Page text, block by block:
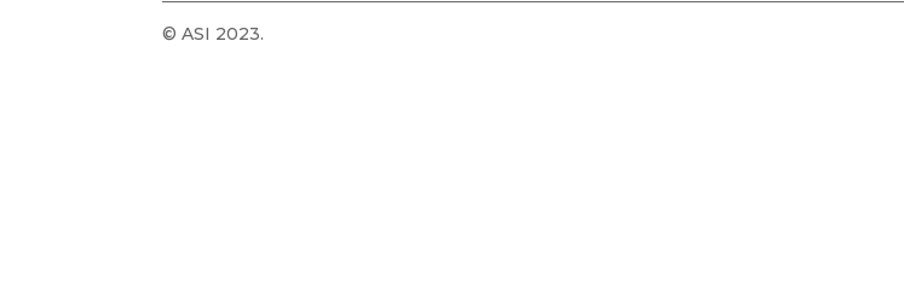
© ASI 2023.